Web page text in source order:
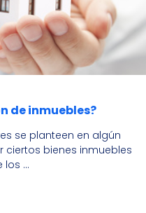
de inmuebles?
se planteen en algún
bienes inmuebles
los ...